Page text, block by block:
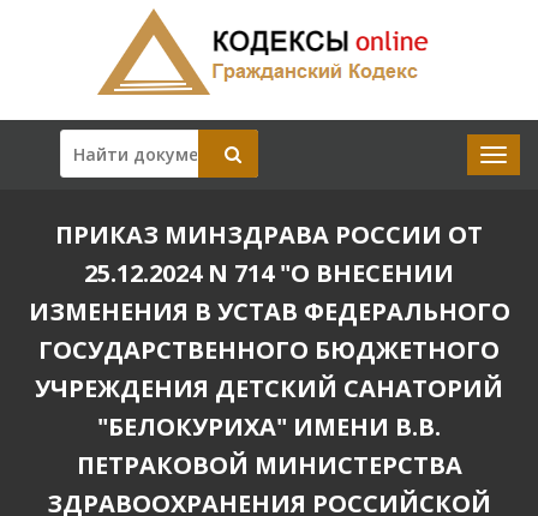
ПРИКАЗ МИНЗДРАВА РОССИИ ОТ
25.12.2024 N 714 "О ВНЕСЕНИИ
ИЗМЕНЕНИЯ В УСТАВ ФЕДЕРАЛЬНОГО
ГОСУДАРСТВЕННОГО БЮДЖЕТНОГО
УЧРЕЖДЕНИЯ ДЕТСКИЙ САНАТОРИЙ
"БЕЛОКУРИХА" ИМЕНИ В.В.
ПЕТРАКОВОЙ МИНИСТЕРСТВА
ЗДРАВООХРАНЕНИЯ РОССИЙСКОЙ